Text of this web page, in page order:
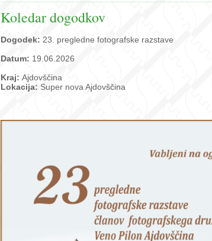
Koledar dogodkov
Dogodek: 23. pregledne fotografske razstave
Datum: 19.06.2026
Kraj: Ajdovščina
Lokacija: Super nova Ajdovščina